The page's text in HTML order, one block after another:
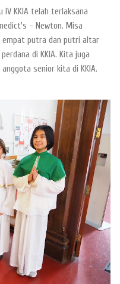
IV KKIA telah terlaksana
- Newton. Misa
empat putra dan putri altar
di KKIA. Kita juga
senior kita di KKIA.